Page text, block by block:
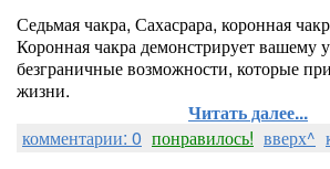
Седьмая чакра, Сахасрара, коронная
Коронная чакра демонстрирует вашему
безграничные возможности, которые
жизни.
Читать далее...
комментарии: 0 понравилось! вверх^